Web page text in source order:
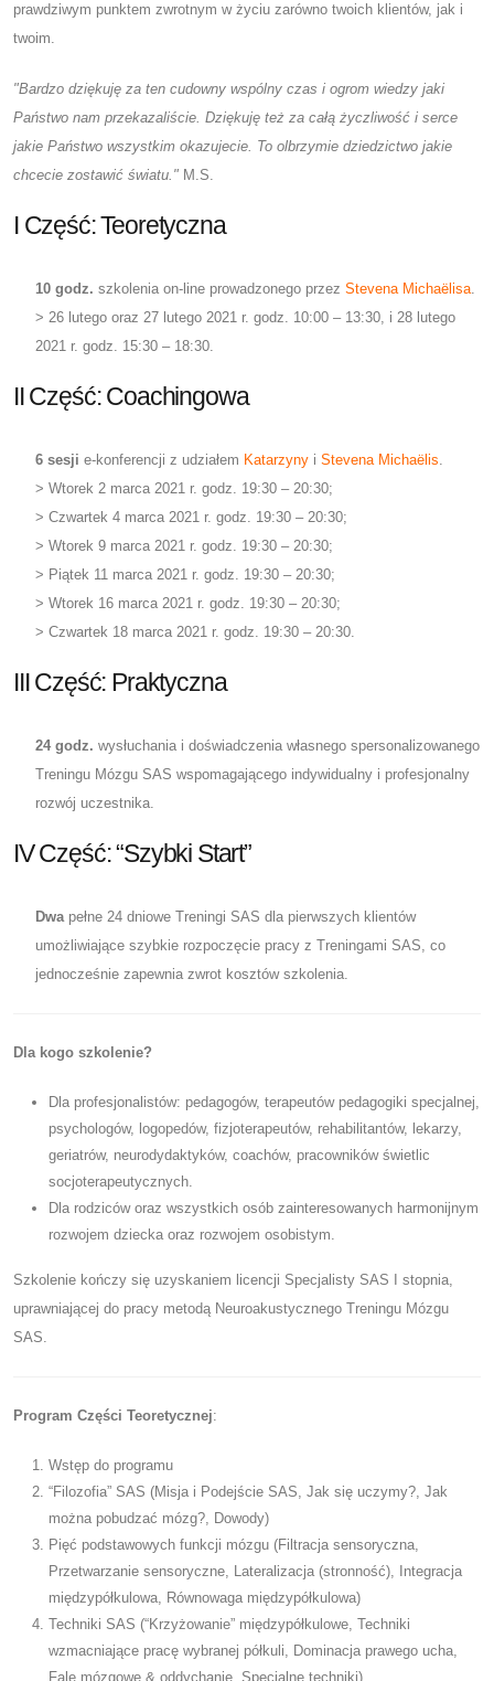
prawdziwym punktem zwrotnym w życiu zarówno twoich klientów, jak i
twoim.
"Bardzo dziękuję za ten cudowny wspólny czas i ogrom wiedzy jaki
Państwo nam przekazaliście. Dziękuję też za całą życzliwość i serce
jakie Państwo wszystkim okazujecie. To olbrzymie dziedzictwo jakie
chcecie zostawić światu." M.S.
I Część: Teoretyczna
10 godz. szkolenia on-line prowadzonego przez Stevena Michaëlisa.
> 26 lutego oraz 27 lutego 2021 r. godz. 10:00 – 13:30, i 28 lutego
2021 r. godz. 15:30 – 18:30.
II Część: Coachingowa
6 sesji e-konferencji z udziałem Katarzyny i Stevena Michaëlis.
> Wtorek 2 marca 2021 r. godz. 19:30 – 20:30;
> Czwartek 4 marca 2021 r. godz. 19:30 – 20:30;
> Wtorek 9 marca 2021 r. godz. 19:30 – 20:30;
> Piątek 11 marca 2021 r. godz. 19:30 – 20:30;
> Wtorek 16 marca 2021 r. godz. 19:30 – 20:30;
> Czwartek 18 marca 2021 r. godz. 19:30 – 20:30.
III Część: Praktyczna
24 godz. wysłuchania i doświadczenia własnego spersonalizowanego
Treningu Mózgu SAS wspomagającego indywidualny i profesjonalny
rozwój uczestnika.
IV Część: “Szybki Start”
Dwapełne 24 dniowe Treningi SAS dla pierwszych klientów
umożliwiające szybkie rozpoczęcie pracy z Treningami SAS, co
jednocześnie zapewnia zwrot kosztów szkolenia.
Dla kogo szkolenie?
Dla profesjonalistów: pedagogów, terapeutów pedagogiki specjalnej,
psychologów, logopedów, fizjoterapeutów, rehabilitantów, lekarzy,
geriatrów, neurodydaktyków, coachów, pracowników świetlic
socjoterapeutycznych.
Dla rodziców oraz wszystkich osób zainteresowanych harmonijnym
rozwojem dziecka oraz rozwojem osobistym.
Szkolenie kończy się uzyskaniem licencji Specjalisty SAS I stopnia,
uprawniającej do pracy metodą Neuroakustycznego Treningu Mózgu
SAS.
Program Części Teoretycznej:
Wstęp do programu
“Filozofia” SAS (Misja i Podejście SAS, Jak się uczymy?, Jak
można pobudzać mózg?, Dowody)
Pięć podstawowych funkcji mózgu (Filtracja sensoryczna,
Przetwarzanie sensoryczne, Lateralizacja (stronność), Integracja
międzypółkulowa, Równowaga międzypółkulowa)
Techniki SAS (“Krzyżowanie” międzypółkulowe, Techniki
wzmacniające pracę wybranej półkuli, Dominacja prawego ucha,
Fale mózgowe & oddychanie, Specjalne techniki)